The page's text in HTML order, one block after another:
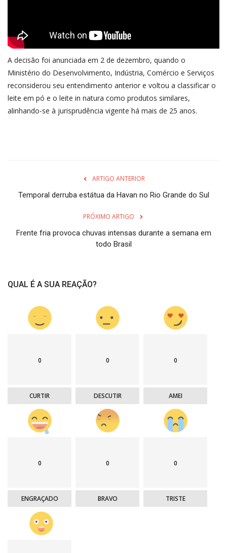
A decisão foi anunciada em 2 de dezembro, quando o
Ministério do Desenvolvimento, Indústria, Comércio e Serviços
reconsiderou seu entendimento anterior e voltou a classificar o
leite em pó e o leite in natura como produtos similares,
alinhando-se à jurisprudência vigente há mais de 25 anos.
ARTIGO ANTERIOR
Temporal derruba estátua da Havan no Rio Grande do Sul
PRÓXIMO ARTIGO
Frente fria provoca chuvas intensas durante a semana em
todo Brasil
QUAL É A SUA REAÇÃO?
0
CURTIR
0
DESCUTIR
0
AMEI
0
ENGRAÇADO
0
BRAVO
0
TRISTE